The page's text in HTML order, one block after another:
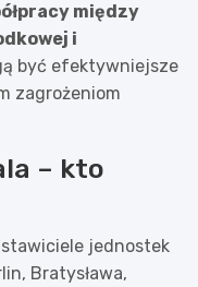
między
i
być efektywniejsze
zagrożeniom
– kto
jednostek
Bratysława,